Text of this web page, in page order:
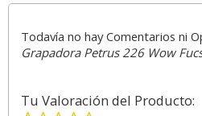
Todavía no hay Comentarios ni
Grapadora Petrus 226 Wow
Tu Valoración del Producto: